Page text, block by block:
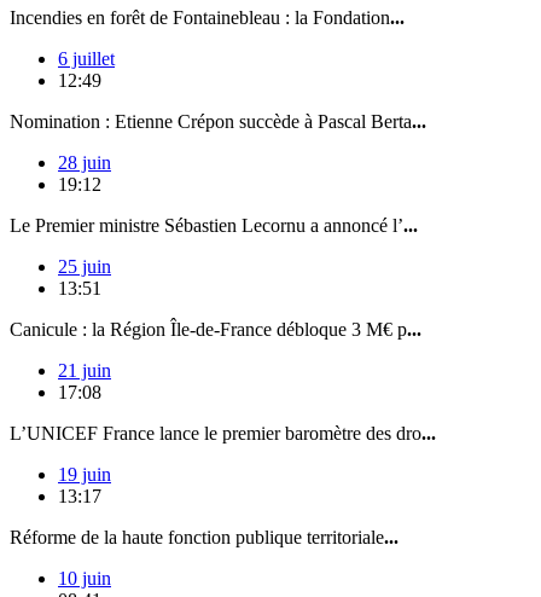
Incendies en forêt de Fontainebleau : la Fondation...
6 juillet
12:49
Nomination : Etienne Crépon succède à Pascal Berta...
28 juin
19:12
Le Premier ministre Sébastien Lecornu a annoncé l’...
25 juin
13:51
Canicule : la Région Île-de-France débloque 3 M€ p...
21 juin
17:08
L’UNICEF France lance le premier baromètre des dro...
19 juin
13:17
Réforme de la haute fonction publique territoriale...
10 juin